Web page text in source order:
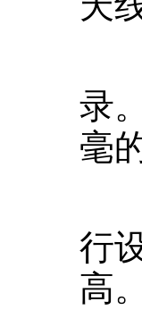
录
毫
行
高